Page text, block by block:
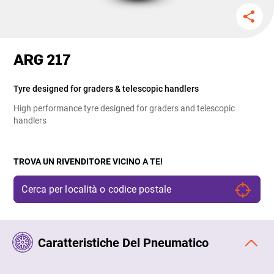
ARG 217
Tyre designed for graders & telescopic handlers
High performance tyre designed for graders and telescopic
handlers
TROVA UN RIVENDITORE VICINO A TE!
Caratteristiche Del Pneumatico